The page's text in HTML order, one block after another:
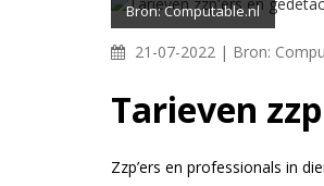
Bron: Computable.nl
21-07-2022 | Bron:
Tarieven
Zzp’ers en professionals in